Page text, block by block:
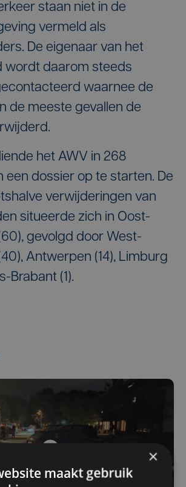
staan niet in de
vermeld als
De eigenaar van het
wordt daarom steeds
waarnee de
de meeste gevallen de
het AWV in 268
een dossier op te starten. De
verwijderingen van
situeerde zich in Oost-
gevolgd door West-
Antwerpen (14), Limburg
Brabant (1).
×
maakt gebruik